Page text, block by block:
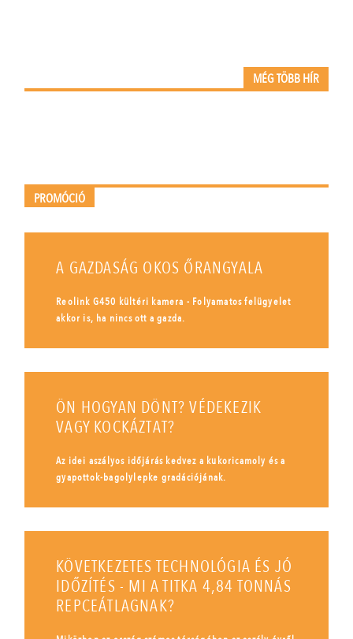
MÉG TÖBB HÍR
PROMÓCIÓ
A GAZDASÁG OKOS ŐRANGYALA
Reolink G450 kültéri kamera - Folyamatos felügyelet
akkor is, ha nincs ott a gazda.
ÖN HOGYAN DÖNT? VÉDEKEZIK
VAGY KOCKÁZTAT?
Az idei aszályos időjárás kedvez a kukoricamoly és a
gyapottok-bagolylepke gradációjának.
KÖVETKEZETES TECHNOLÓGIA ÉS JÓ
IDŐZÍTÉS - MI A TITKA 4,84 TONNÁS
REPCEÁTLAGNAK?